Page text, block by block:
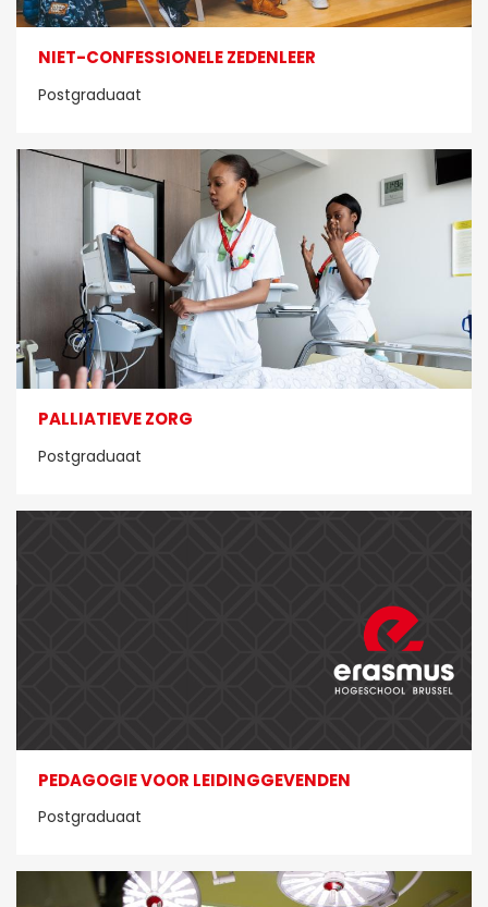
NIET-CONFESSIONELE ZEDENLEER
Postgraduaat
PALLIATIEVE ZORG
Postgraduaat
PEDAGOGIE VOOR LEIDINGGEVENDEN
Postgraduaat